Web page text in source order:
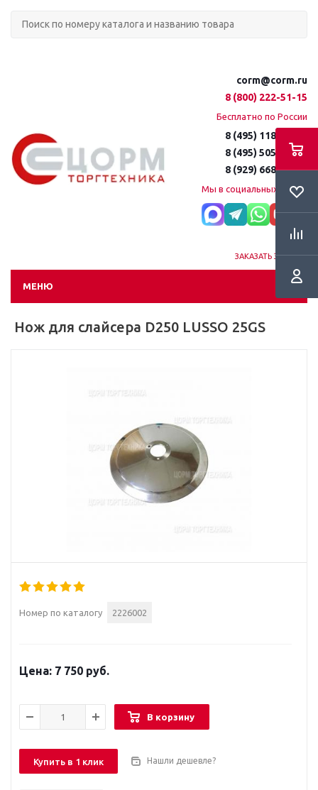
corm@corm.ru
8 (800) 222-51-15
Бесплатно по России
8 (495) 118-61-16
8 (495) 505-51-15
8 (929) 668-95-35
Мы в социальных сетях:
ЗАКАЗАТЬ ЗВОНОК
МЕНЮ
Нож для слайсера D250 LUSSO 25GS
Номер по каталогу 2226002
7 750 руб.
В корзину
Купить в 1 клик Нашли дешевле?